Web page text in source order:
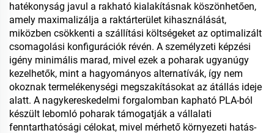
hatékonyság javul a rakható kialakításnak köszönhetően,
amely maximalizálja a raktárterület kihasználását,
miközben csökkenti a szállítási költségeket az optimalizált
csomagolási konfigurációk révén. A személyzeti képzési
igény minimális marad, mivel ezek a poharak ugyanúgy
kezelhetők, mint a hagyományos alternatívák, így nem
okoznak termelékenységi megszakításokat az átállás ideje
alatt. A nagykereskedelmi forgalomban kapható PLA-ból
készült lebomló poharak támogatják a vállalati
fenntarthatósági célokat, mivel mérhető környezeti hatás-